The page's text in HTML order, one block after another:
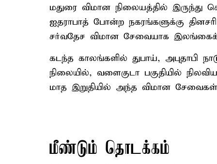
மதுரை விமான நிலையத்தில்
ஐதராபாத் போன்ற நகரங்களுக்கு
சர்வதேச விமான சேவையாக
கடந்த காலங்களில் துபாய், அபுதாபி
நிலையில், வளைகுடா பகுதியில்
மாத இறுதியில் அந்த விமான சேவைகள்
மீண்டும் தொடக்கம்